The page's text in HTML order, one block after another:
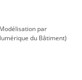
par
du Bâtiment)